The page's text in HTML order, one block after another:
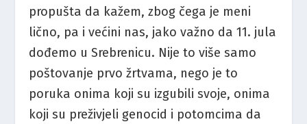
propušta da kažem, zbog čega je meni
lično, pa i većini nas, jako važno da 11. jula
dođemo u Srebrenicu. Nije to više samo
poštovanje prvo žrtvama, nego je to
poruka onima koji su izgubili svoje, onima
koji su preživjeli genocid i potomcima da